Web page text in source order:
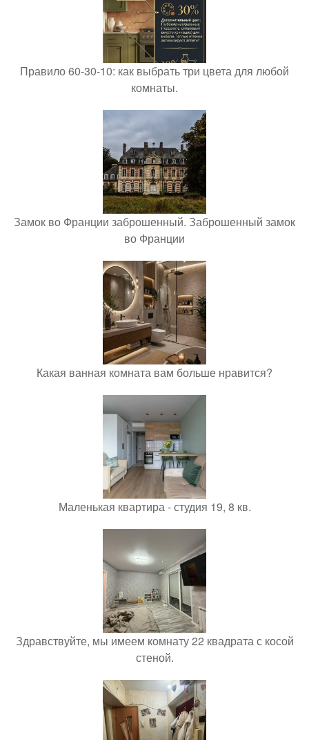
Правило 60-30-10: как выбрать три цвета для любой
комнаты.
Замок во Франции заброшенный. Заброшенный замок
во Франции
Какая ванная комната вам больше нравится?
Маленькая квартира - студия 19, 8 кв.
Здравствуйте, мы имеем комнату 22 квадрата с косой
стеной.